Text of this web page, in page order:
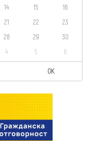
14 15
16
21 22
23
28 29
30
4 5 6
OK